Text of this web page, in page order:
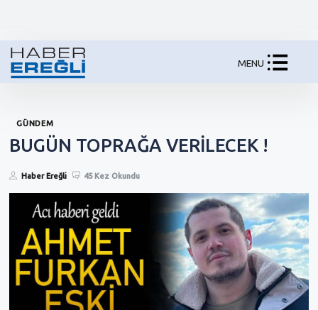
MENU
GÜNDEM
BUGÜN TOPRAĞA VERİLECEK !
Haber Ereğli 45 Kez Okundu